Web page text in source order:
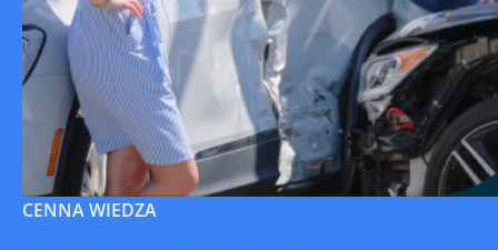
CENNA WIEDZA